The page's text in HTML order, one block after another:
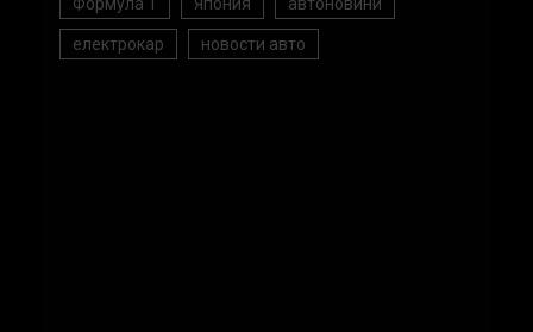
Формула 1 Япония автоновини
електрокар новости авто